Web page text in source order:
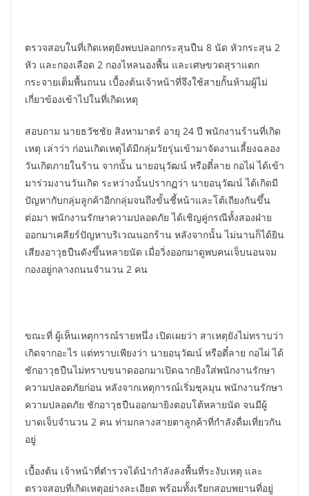
ตรวจสอบในที่เกิดเหตุยังพบปลอกกระสุนปืน 8 นัด หัวกระสุน 2
หัว และกองเลือด 2 กองไหลนองพื้น และเศษขวดสุราแตก
กระจายเต็มพื้นถนน เบื้องต้นเจ้าหน้าที่จึงใช้สายกั้นห้ามผู้ไม่
เกี่ยวข้องเข้าไปในที่เกิดเหตุ
สอบถาม นายธวัชชัย สิงหามาตร์ อายุ 24 ปี พนักงานร้านที่เกิด
เหตุ เล่าว่า ก่อนเกิดเหตุได้มีกลุ่มวัยรุ่นเข้ามาจัดงานเลี้ยงฉลอง
วันเกิดภายในร้าน จากนั้น นายอนุวัฒน์ หรือตี๋ลาย กอไผ่ ได้เข้า
มาร่วมงานวันเกิด ระหว่างนั้นปรากฏว่า นายอนุวัฒน์ ได้เกิดมี
ปัญหากับกลุ่มลูกค้าอีกกลุ่มจนถึงขั้นชี้หน้าและโต้เถียงกันขึ้น
ต่อมา พนักงานรักษาความปลอดภัย ได้เชิญคู่กรณีทั้งสองฝ่าย
ออกมาเคลียร์ปัญหาบริเวณนอกร้าน หลังจากนั้น ไม่นานก็ได้ยิน
เสียงอาวุธปืนดังขึ้นหลายนัด เมื่อวิ่งออกมาดูพบคนเจ็บนอนจม
กองอยู่กลางถนนจำนวน 2 คน
ขณะที่ ผู้เห็นเหตุการณ์รายหนึ่ง เปิดเผยว่า สาเหตุยังไม่ทราบว่า
เกิดจากอะไร แต่ทราบเพียงว่า นายอนุวัฒน์ หรือตี๋ลาย กอไผ่ ได้
ชักอาวุธปืนไม่ทราบขนาดออกมาเปิดฉากยิงใส่พนักงานรักษา
ความปลอดภัยก่อน หลังจากเหตุการณ์เริ่มชุลมุน พนักงานรักษา
ความปลอดภัย ชักอาวุธปืนออกมายิงตอบโต้หลายนัด จนมีผู้
บาดเจ็บจำนวน 2 คน ท่ามกลางสายตาลูกค้าที่กำลังดื่มเที่ยวกัน
อยู่
เบื้องต้น เจ้าหน้าที่ตำรวจได้นำกำลังลงพื้นที่ระงับเหตุ และ
ตรวจสอบที่เกิดเหตุอย่างละเอียด พร้อมทั้งเรียกสอบพยานที่อยู่